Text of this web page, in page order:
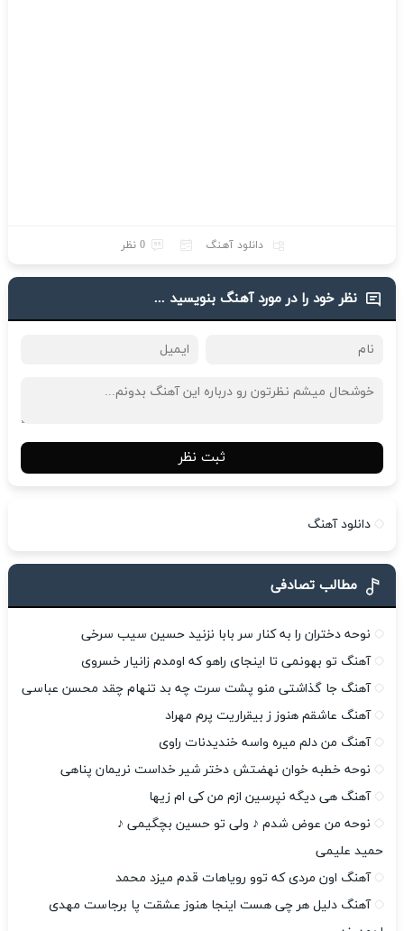
دانلود آهنگ 0 نظر
نظر خود را در مورد آهنگ بنویسید ...
ثبت نظر
دانلود آهنگ
مطالب تصادفی
نوحه دختران را به کنار سر بابا نزنید حسین سیب سرخی
آهنگ تو بهونمی تا اینجای راهو که اومدم زانیار خسروی
آهنگ جا گذاشتی منو پشت سرت چه بد تنهام چقد محسن عباسی
آهنگ عاشقم هنوز ز بیقراریت پرم مهراد
آهنگ من دلم میره واسه خندیدنات راوی
نوحه خطبه خوان نهضتش دختر شیر خداست نریمان پناهی
آهنگ هی دیگه نپرسین ازم من کی ام زیها
نوحه من عوض شدم ♪ ولی تو حسین بچگیمی ♪
حمید علیمی
آهنگ اون مردی که توو رویاهات قدم میزد محمد
آهنگ دلیل هر چی هست اینجا هنوز عشقت پا برجاست مهدی